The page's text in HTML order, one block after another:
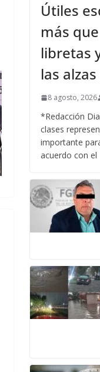
Útiles
más
libretas
las
8 agosto, 2026
*Redacción
clases
importante
acuerdo con el